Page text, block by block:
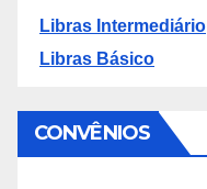
Libras Intermediário
Libras Básico
CONVÊNIOS